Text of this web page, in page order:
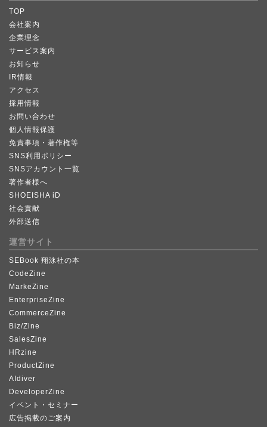
TOP
会社案内
企業理念
サービス案内
お知らせ
IR情報
アクセス
採用情報
お問い合わせ
個人情報保護
免責事項・著作権等
SNS利用ポリシー
SNSアカウント一覧
著作者様へ
SHOEISHA iD
社会貢献
外部送信
運営サイト
SEBook 翔泳社の本
CodeZine
MarkeZine
EnterpriseZine
CommerceZine
Biz/Zine
SalesZine
HRzine
ProductZine
AIdiver
DeveloperZine
イベント・セミナー
広告掲載のご案内